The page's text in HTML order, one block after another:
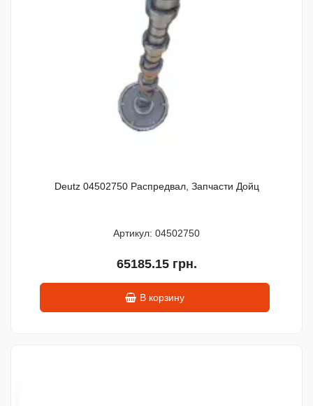
Deutz 04502750 Распредвал, Запчасти Дойц
Артикул: 04502750
65185.15 грн.
В корзину